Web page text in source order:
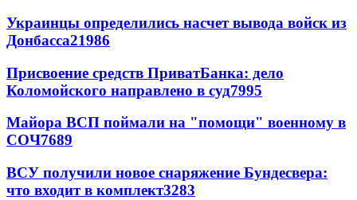
Украинцы определились насчет вывода войск из
Донбасса21986
Присвоение средств ПриватБанка: дело
Коломойского направлено в суд7995
Майора ВСП поймали на "помощи" военному в
СОЧ7689
ВСУ получили новое снаряжение Бундесвера:
что входит в комплект3283